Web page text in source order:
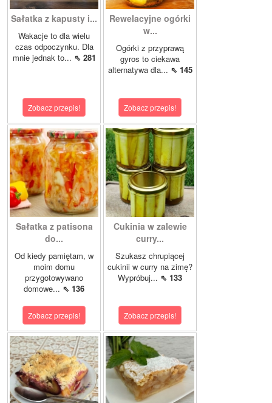
Sałatka z kapusty i...
Wakacje to dla wielu
czas odpoczynku. Dla
mnie jednak to... ⇖ 281
Zobacz przepis!
Rewelacyjne ogórki
w...
Ogórki z przyprawą
gyros to ciekawa
alternatywa dla... ⇖ 145
Zobacz przepis!
Sałatka z patisona
do...
Od kiedy pamiętam, w
moim domu
przygotowywano
domowe... ⇖ 136
Zobacz przepis!
Cukinia w zalewie
curry...
Szukasz chrupiącej
cukinii w curry na zimę?
Wypróbuj... ⇖ 133
Zobacz przepis!